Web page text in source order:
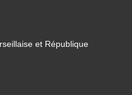
et République